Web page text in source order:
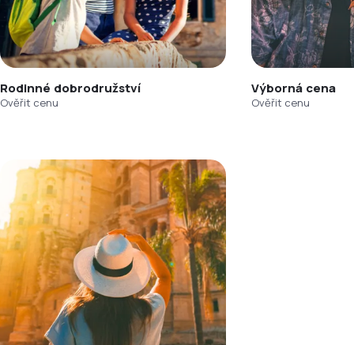
Rodinné dobrodružství
Ověřit cenu
Výborná cena
Ověřit cenu